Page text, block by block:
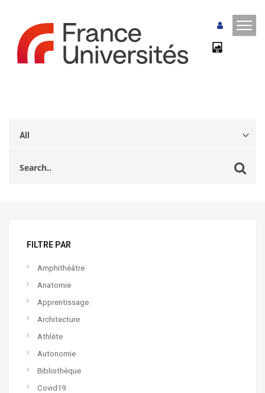
FILTRE PAR
Amphithéâtre
Anatomie
Apprentissage
Architecture
Athlète
Autonomie
Bibliothèque
Covid19